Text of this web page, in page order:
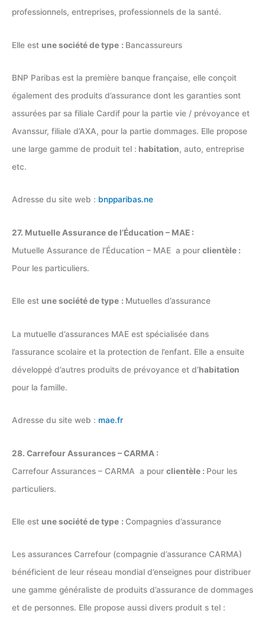
professionnels, entreprises, professionnels de la santé.
Elle est une société de type : Bancassureurs
BNP Paribas est la première banque française, elle conçoit
également des produits d’assurance dont les garanties sont
assurées par sa filiale Cardif pour la partie vie / prévoyance et
Avanssur, filiale d’AXA, pour la partie dommages. Elle propose
une large gamme de produit tel : habitation, auto, entreprise
etc.
Adresse du site web : bnpparibas.ne
27. Mutuelle Assurance de l’Éducation – MAE :
Mutuelle Assurance de l’Éducation – MAE a pour clientèle :
Pour les particuliers.
Elle est une société de type : Mutuelles d’assurance
La mutuelle d’assurances MAE est spécialisée dans
l’assurance scolaire et la protection de l’enfant. Elle a ensuite
développé d’autres produits de prévoyance et d’habitation
pour la famille.
Adresse du site web : mae.fr
28. Carrefour Assurances – CARMA :
Carrefour Assurances – CARMA a pour clientèle : Pour les
particuliers.
Elle est une société de type : Compagnies d’assurance
Les assurances Carrefour (compagnie d’assurance CARMA)
bénéficient de leur réseau mondial d’enseignes pour distribuer
une gamme généraliste de produits d’assurance de dommages
et de personnes. Elle propose aussi divers produit s tel :